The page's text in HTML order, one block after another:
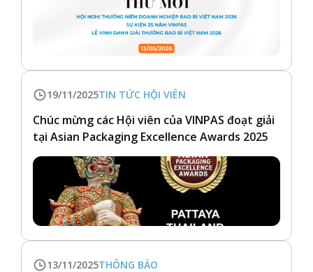
19/11/2025TIN TỨC HỘI VIÊN
Chúc mừng các Hội viên của VINPAS đoạt giải
tại Asian Packaging Excellence Awards 2025
13/11/2025THÔNG BÁO